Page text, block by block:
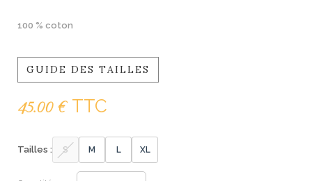
100 % coton
GUIDE DES TAILLES
45.00 €TTC
Tailles : S M L XL